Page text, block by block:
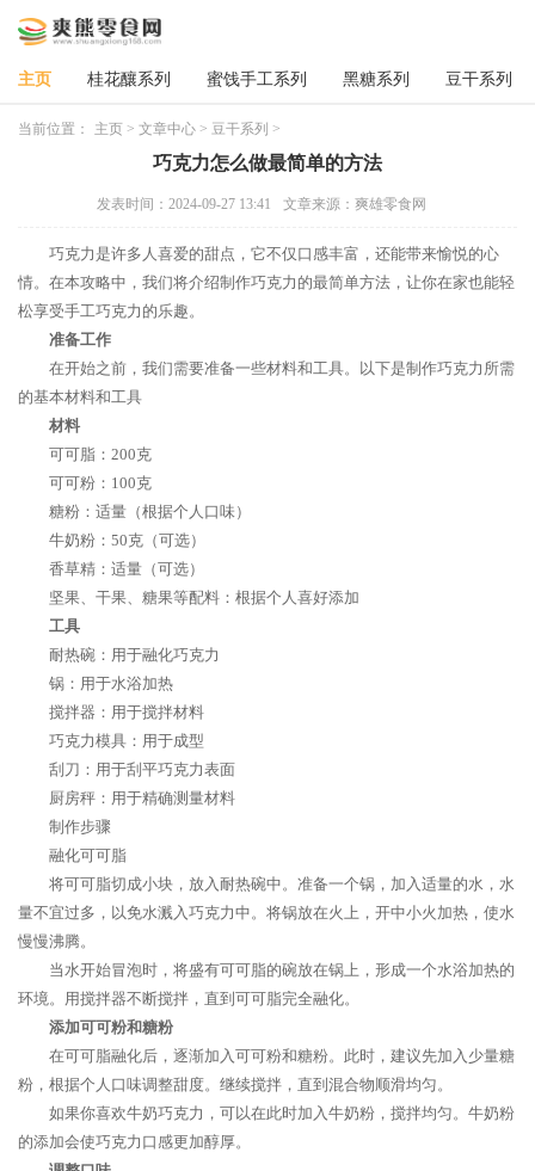
主页 桂花釀系列 蜜饯手工系列 黑糖系列 豆干系列
当前位置： 主页 > 文章中心 > 豆干系列 >
巧克力怎么做最简单的方法
发表时间：2024-09-27 13:41 文章来源：爽雄零食网
巧克力是许多人喜爱的甜点，它不仅口感丰富，还能带来愉悦的心
情。在本攻略中，我们将介绍制作巧克力的最简单方法，让你在家也能轻
松享受手工巧克力的乐趣。
准备工作
在开始之前，我们需要准备一些材料和工具。以下是制作巧克力所需
的基本材料和工具
材料
可可脂：200克
可可粉：100克
糖粉：适量（根据个人口味）
牛奶粉：50克（可选）
香草精：适量（可选）
坚果、干果、糖果等配料：根据个人喜好添加
工具
耐热碗：用于融化巧克力
锅：用于水浴加热
搅拌器：用于搅拌材料
巧克力模具：用于成型
刮刀：用于刮平巧克力表面
厨房秤：用于精确测量材料
制作步骤
融化可可脂
将可可脂切成小块，放入耐热碗中。准备一个锅，加入适量的水，水
量不宜过多，以免水溅入巧克力中。将锅放在火上，开中小火加热，使水
慢慢沸腾。
当水开始冒泡时，将盛有可可脂的碗放在锅上，形成一个水浴加热的
环境。用搅拌器不断搅拌，直到可可脂完全融化。
添加可可粉和糖粉
在可可脂融化后，逐渐加入可可粉和糖粉。此时，建议先加入少量糖
粉，根据个人口味调整甜度。继续搅拌，直到混合物顺滑均匀。
如果你喜欢牛奶巧克力，可以在此时加入牛奶粉，搅拌均匀。牛奶粉
的添加会使巧克力口感更加醇厚。